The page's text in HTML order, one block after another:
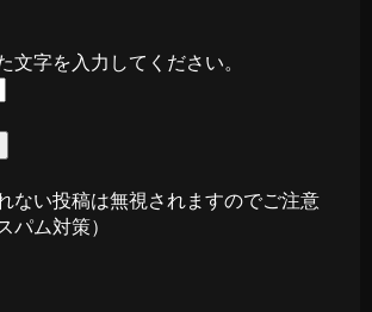
文字を入力してください。
ない投稿は無視されますのでご注意
パム対策）